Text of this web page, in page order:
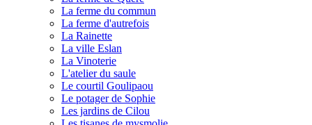
La ferme du commun
La ferme d'autrefois
La Rainette
La ville Eslan
La Vinoterie
L'atelier du saule
Le courtil Goulipaou
Le potager de Sophie
Les jardins de Cilou